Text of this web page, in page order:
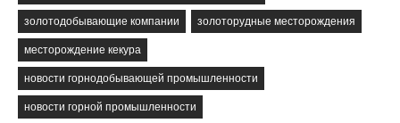
золотодобывающие компании золоторудные месторождения
месторождение кекура
новости горнодобывающей промышленности
новости горной промышленности